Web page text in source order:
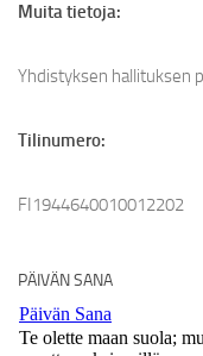
Muita tietoja:
Yhdistyksen hallituksen
Tilinumero:
FI1944640010012202
PÄIVÄN SANA